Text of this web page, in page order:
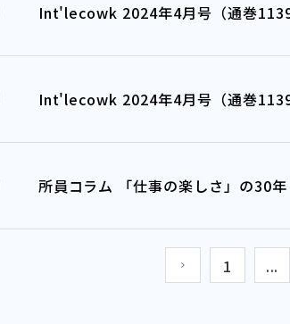
Int'lecowk 2024年4月号（通巻
Int'lecowk 2024年4月号（通巻
所員コラム 「仕事の楽しさ」の30
1 ...